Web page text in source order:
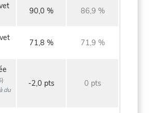
90,0 % 86,9 %
71,8 % 71,9 %
du
-2,0 pts 0 pts